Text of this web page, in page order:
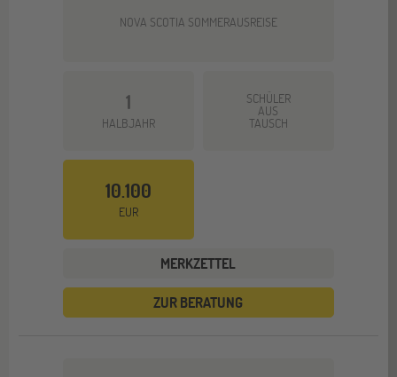
NOVA SCOTIA SOMMERAUSREISE
1
HALBJAHR
SCHÜLER
AUS
TAUSCH
10.100
EUR
MERKZETTEL
ZUR BERATUNG